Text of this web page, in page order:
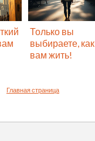
Только вы
выбираете, как
вам жить!
Главная страница